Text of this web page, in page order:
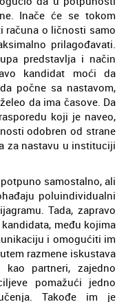
Inače će se tokom
računa o ličnosti samo
prilagođavati.
predstavlja i način
kandidat moći da
počne sa nastavom,
da ima časove. Da
koji je naveo,
odobren od strane
za nastavu u instituciji
samostalno, ali
poluindividualni
Tada, zapravo
među kojima
i omogućiti im
razmene iskustava
partneri, zajedno
pomažući jedno
Takođe im je